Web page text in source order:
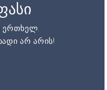
ერთხელ.
არ არის!